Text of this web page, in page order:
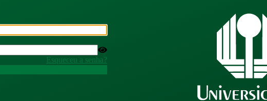
Esqueceu a senha?